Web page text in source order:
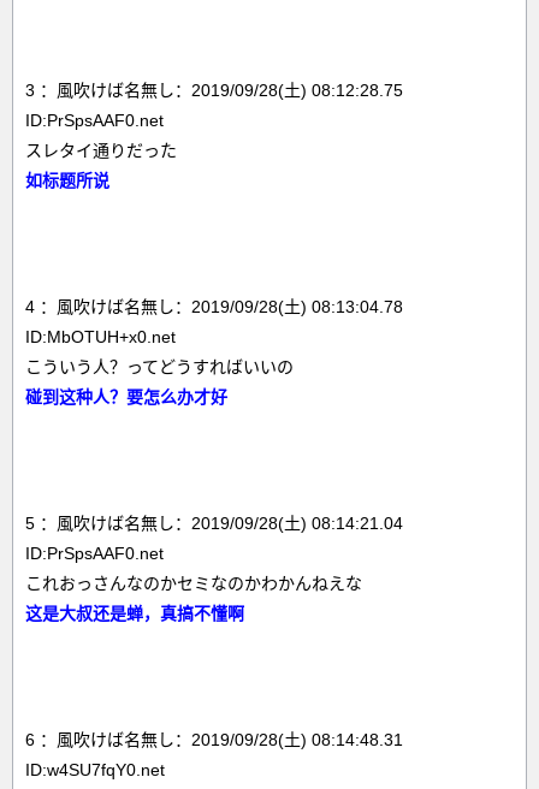
3 ：風吹けば名無し：2019/09/28(土) 08:12:28.75
ID:PrSpsAAF0.net
スレタイ通りだった
如标题所说
4 ：風吹けば名無し：2019/09/28(土) 08:13:04.78
ID:MbOTUH+x0.net
こういう人？ってどうすればいいの
碰到这种人？要怎么办才好
5 ：風吹けば名無し：2019/09/28(土) 08:14:21.04
ID:PrSpsAAF0.net
これおっさんなのかセミなのかわかんねえな
这是大叔还是蝉，真搞不懂啊
6 ：風吹けば名無し：2019/09/28(土) 08:14:48.31
ID:w4SU7fqY0.net